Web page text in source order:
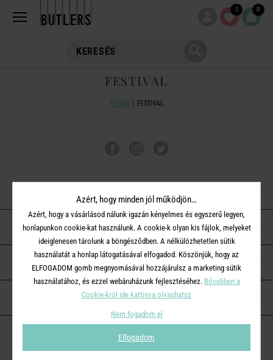
0 0
FESTIVAL
Főoldal FESTIVAL
ÜGYFÉLSZOLGÁLAT
A BUTLERS-RŐL
KAPCSOLAT
Azért, hogy minden jól működjön…
Azért, hogy a vásárlásod nálunk igazán kényelmes és egyszerű legyen,
honlapunkon cookie-kat használunk. A cookie-k olyan kis fájlok, melyeket
ideiglenesen tárolunk a böngésződben. A nélkülözhetetlen sütik
használatát a honlap látogatásával elfogadod. Köszönjük, hogy az
ELFOGADOM gomb megnyomásával hozzájárulsz a marketing sütik
használatához, és ezzel webáruházunk fejlesztéséhez. Bővebben a
Cookie-król ide kattinva olvashatsz
Nem fogadom el
Elfogadom